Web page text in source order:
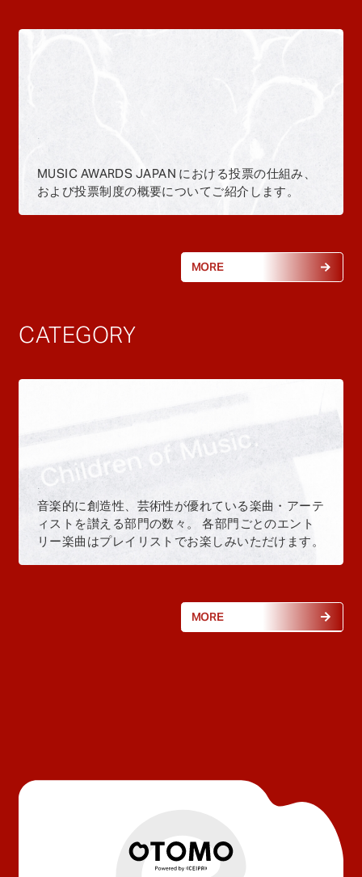
MUSIC AWARDS JAPAN における投票の仕組み、
および投票制度の概要についてご紹介します。
MORE
CATEGORY
音楽的に創造性、芸術性が優れている楽曲・アーテ
ィストを讃える部門の数々。 各部門ごとのエント
リー楽曲はプレイリストでお楽しみいただけます。
MORE